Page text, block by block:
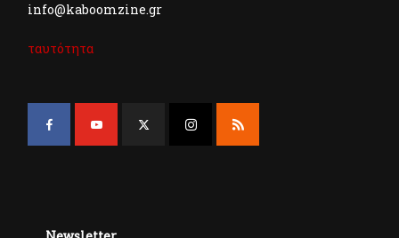
info@kaboomzine.gr
ταυτότητα